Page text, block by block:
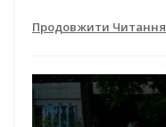
Продовжити Читання